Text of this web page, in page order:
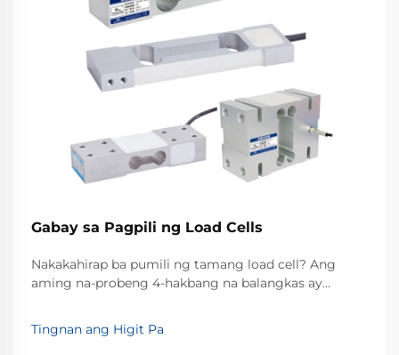
Gabay sa Pagpili ng Load Cells
Nakakahirap ba pumili ng tamang load cell? Ang
aming na-probeng 4-hakbang na balangkas ay
upang maiwasan ang pagkawala ng pera at
pagkabigo sa pagsukat. Kumuha ng mga kriterya
Tingnan ang Higit Pa